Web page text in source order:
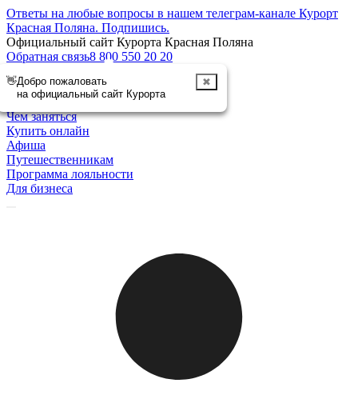
Ответы на любые вопросы в нашем телеграм-канале Курорт
Красная Поляна. Подпишись.
Официальный сайт Курорта Красная Поляна
Обратная связь8 800 550 20 20
👋Добро пожаловать
на официальный сайт Курорта
✖
Отменить
Курорт
Чем заняться
Купить онлайн
Афиша
Путешественникам
Программа лояльности
Для бизнеса